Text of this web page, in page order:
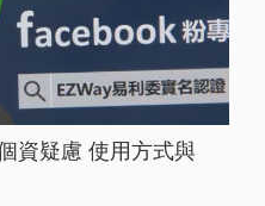
資疑慮 使用方式與